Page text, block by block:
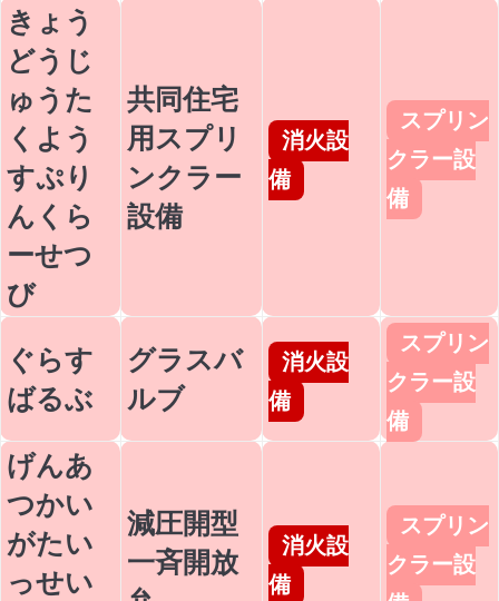
きょう
どうじ
ゅうた
くよう
すぷり
んくら
ーせつ
び
共同住宅
用スプリ
ンクラー
設備
消火設
備
スプリン
クラー設
備
ぐらす
ばるぶ
グラスバ
ルブ
消火設
備
スプリン
クラー設
備
げんあ
つかい
がたい
っせい
減圧開型
一斉開放
消火設
備
スプリン
クラー設